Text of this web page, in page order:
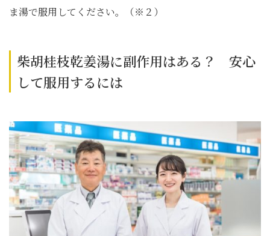
ま湯で服用してください。（※２）
柴胡桂枝乾姜湯に副作用はある？ 安心
して服用するには